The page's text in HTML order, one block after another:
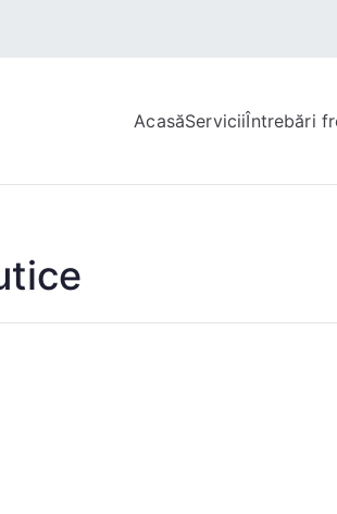
AcasăServiciiÎntrebări